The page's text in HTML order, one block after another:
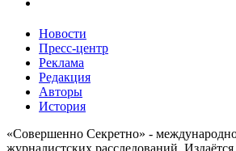
Новости
Пресс-центр
Реклама
Редакция
Авторы
История
«Совершенно Секретно» -
журналистских расследований. Издаётся